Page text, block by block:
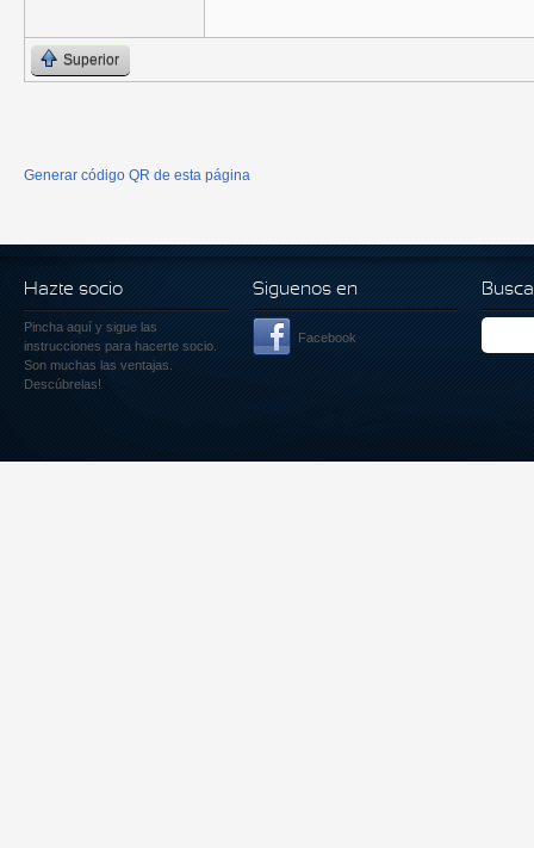
Superior
Generar código QR de esta página
Hazte socio
Pincha aquí y sigue las
instrucciones para hacerte socio.
Son muchas las ventajas.
Descúbrelas!
Siguenos en
Facebook